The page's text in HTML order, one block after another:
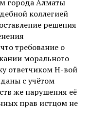
города Алматы
коллегией
решения
требование о
морального
ответчиком Н-вой
с учётом
же нарушения её
прав истцом не